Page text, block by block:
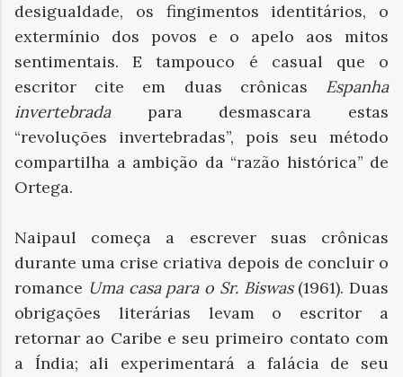
desigualdade, os fingimentos identitários, o
extermínio dos povos e o apelo aos mitos
sentimentais. E tampouco é casual que o
escritor cite em duas crônicas Espanha
invertebradapara desmascara estas
“revoluções invertebradas”, pois seu método
compartilha a ambição da “razão histórica” de
Ortega.
Naipaul começa a escrever suas crônicas
durante uma crise criativa depois de concluir o
romance Uma casa para o Sr. Biswas(1961). Duas
obrigações literárias levam o escritor a
retornar ao Caribe e seu primeiro contato com
a Índia; ali experimentará a falácia de seu